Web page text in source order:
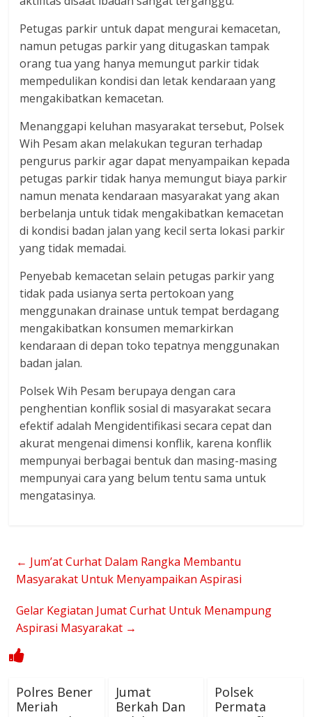
Petugas parkir untuk dapat mengurai kemacetan,
namun petugas parkir yang ditugaskan tampak
orang tua yang hanya memungut parkir tidak
mempedulikan kondisi dan letak kendaraan yang
mengakibatkan kemacetan.
Menanggapi keluhan masyarakat tersebut, Polsek
Wih Pesam akan melakukan teguran terhadap
pengurus parkir agar dapat menyampaikan kepada
petugas parkir tidak hanya memungut biaya parkir
namun menata kendaraan masyarakat yang akan
berbelanja untuk tidak mengakibatkan kemacetan
di kondisi badan jalan yang kecil serta lokasi parkir
yang tidak memadai.
Penyebab kemacetan selain petugas parkir yang
tidak pada usianya serta pertokoan yang
menggunakan drainase untuk tempat berdagang
mengakibatkan konsumen memarkirkan
kendaraan di depan toko tepatnya menggunakan
badan jalan.
Polsek Wih Pesam berupaya dengan cara
penghentian konflik sosial di masyarakat secara
efektif adalah Mengidentifikasi secara cepat dan
akurat mengenai dimensi konflik, karena konflik
mempunyai berbagai bentuk dan masing-masing
mempunyai cara yang belum tentu sama untuk
mengatasinya.
← Jum’at Curhat Dalam Rangka Membantu
Masyarakat Untuk Menyampaikan Aspirasi
Gelar Kegiatan Jumat Curhat Untuk Menampung
Aspirasi Masyarakat →
Polres Bener
Meriah
Jumat
Berkah Dan
Polsek
Permata